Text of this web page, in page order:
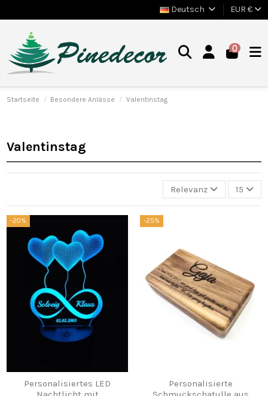
Deutsch EUR €
0
Startseite Besondere Anlässe Valentinstag
Valentinstag
Relevanz 15
-20%
Personalisiertes LED
-25%
Personalisierte